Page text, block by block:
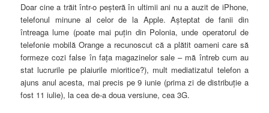
Doar cine a trăit într-o peşteră în ultimii ani nu a auzit de iPhone,
telefonul minune al celor de la Apple. Aşteptat de fanii din
întreaga lume (poate mai puţin din Polonia, unde operatorul de
telefonie mobilă Orange a recunoscut că a plătit oameni care să
formeze cozi false în faţa magazinelor sale – mă întreb cum au
stat lucrurile pe plaiurile mioritice?), mult mediatizatul telefon a
ajuns anul acesta, mai precis pe 9 iunie (prima zi de distribuţie a
fost 11 iulie), la cea de-a doua versiune, cea 3G.